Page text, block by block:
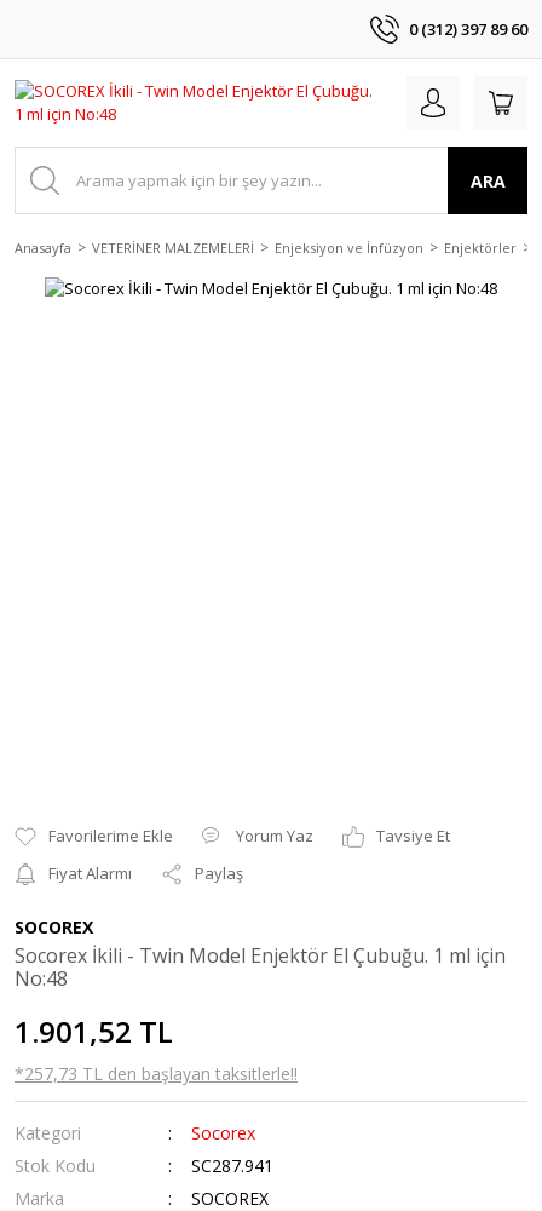
0 (312) 397 89 60
ARA
Anasayfa VETERİNER MALZEMELERİ Enjeksiyon ve İnfüzyon Enjektörler
Yorum Yaz
Tavsiye Et
Fiyat Alarmı
Paylaş
SOCOREX
Socorex İkili - Twin Model Enjektör El Çubuğu. 1 ml için
No:48
1.901,52 TL
*257,73 TL den başlayan taksitlerle!!
Kategori
Socorex
Stok Kodu
SC287.941
Marka
SOCOREX